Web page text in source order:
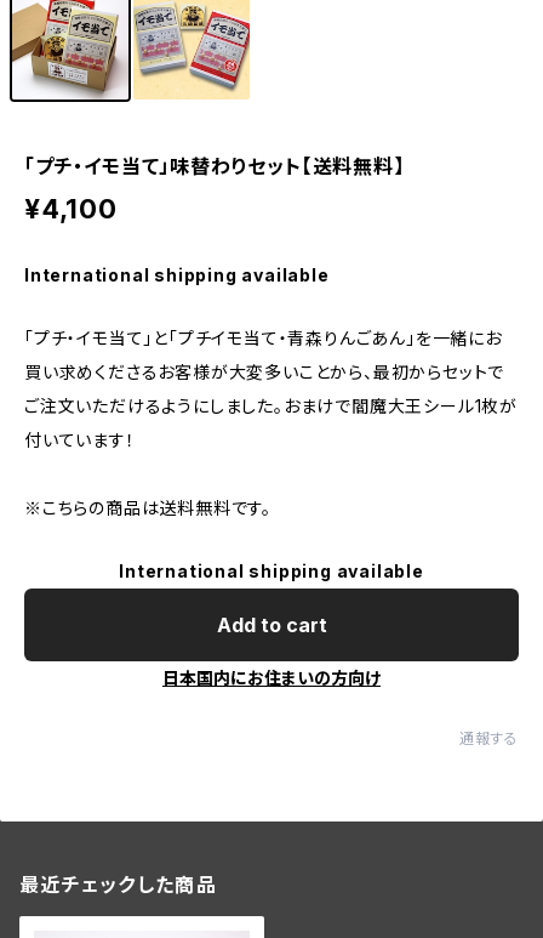
「プチ・イモ当て」味替わりセット【送料無料】
¥4,100
International shipping available
「プチ・イモ当て」と「プチイモ当て・青森りんごあん」を一緒にお
買い求めくださるお客様が大変多いことから、最初からセットで
ご注文いただけるようにしました。おまけで閻魔大王シール1枚が
付いています！
※こちらの商品は送料無料です。
International shipping available
Add to cart
日本国内にお住まいの方向け
通報する
最近チェックした商品